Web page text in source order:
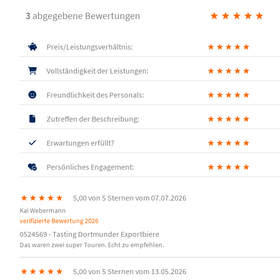
3 abgegebene Bewertungen ★ ★ ★ ★ ★
Preis/Leistungsverhältnis: ★ ★ ★ ★ ★
Vollständigkeit der Leistungen: ★ ★ ★ ★ ★
Freundlichkeit des Personals: ★ ★ ★ ★ ★
Zutreffen der Beschreibung: ★ ★ ★ ★ ★
Erwartungen erfüllt? ★ ★ ★ ★ ★
Persönliches Engagement: ★ ★ ★ ★ ★
★ ★ ★ ★ ★ 5,00 von 5 Sternen vom 07.07.2026
Kai Webermann
verifizierte Bewertung2026
0524569 - Tasting Dortmunder Exportbiere
Das waren zwei super Touren. Echt zu empfehlen.
★ ★ ★ ★ ★ 5,00 von 5 Sternen vom 13.05.2026